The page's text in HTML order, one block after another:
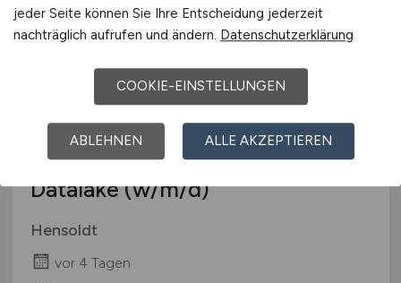
Data Scientist MDOCore
Datalake(w/m/d)
Hensoldt
vor 4 Tagen
jeder Seite können Sie Ihre Entscheidung jederzeit
nachträglich aufrufen und ändern. Datenschutzerklärung
COOKIE-EINSTELLUNGEN
ABLEHNEN ALLE AKZEPTIEREN